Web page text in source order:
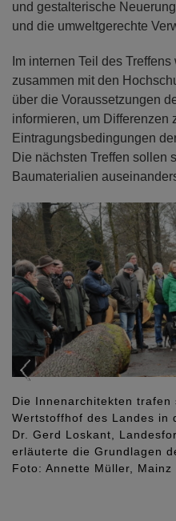
und gestalterische
und die umweltgerechte
Im internen Teil des
zusammen mit den
über die Voraussetzungen
informieren, um Differenzen
Eintragungsbedingungen
Die nächsten Treffen sollen
Baumaterialien
Die Innenarchitekten trafen
Wertstoffhof des Landes in
Dr. Gerd Loskant,
erläuterte die Grundlagen
Foto: Annette Müller, Mainz
Previous